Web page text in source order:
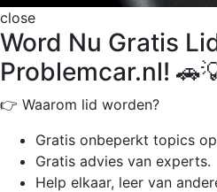
close
Word Nu Gratis
Problemcar.nl!
👉 Waarom lid worden?
Gratis onbeperkt topics
Gratis advies van experts.
Help elkaar, leer van